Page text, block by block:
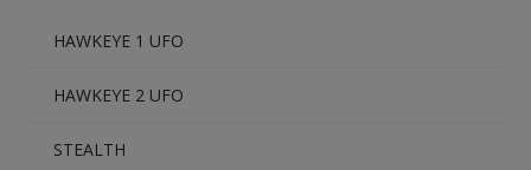
HAWKEYE 1 UFO
HAWKEYE 2 UFO
STEALTH